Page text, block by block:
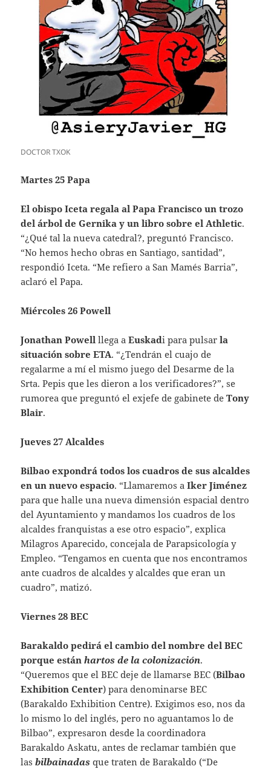
DOCTOR TXOK
Martes 25 Papa
El obispo Iceta regala al Papa Francisco un trozo
del árbol de Gernika y un libro sobre el Athletic.
“¿Qué tal la nueva catedral?, preguntó Francisco.
“No hemos hecho obras en Santiago, santidad”,
respondió Iceta. “Me refiero a San Mamés Barria”,
aclaró el Papa.
Miércoles 26 Powell
Jonathan Powell llega aEuskadi para pulsarla
situación sobre ETA. “¿Tendrán el cuajo de
regalarme a mí el mismo juego del Desarme de la
Srta. Pepis que les dieron a los verificadores?”, se
rumorea que preguntó el exjefe de gabinete deTony
Blair.
Jueves 27 Alcaldes
Bilbao expondrá todos los cuadros de sus alcaldes
en un nuevo espacio. “Llamaremos aIker Jiménez
para que halle una nueva dimensión espacial dentro
del Ayuntamiento y mandamos los cuadros de los
alcaldes franquistas a ese otro espacio”, explica
Milagros Aparecido, concejala de Parapsicología y
Empleo. “Tengamos en cuenta que nos encontramos
ante cuadros de alcaldes y alcaldes que eran un
cuadro”, matizó.
Viernes 28 BEC
Barakaldo pedirá el cambio del nombre del BEC
porque estánhartos de la colonización.
“Queremos que el BEC deje de llamarse BEC (Bilbao
Exhibition Center) para denominarse BEC
(Barakaldo Exhibition Centre). Exigimos eso, nos da
lo mismo lo del inglés, pero no aguantamos lo de
Bilbao”, expresaron desde la coordinadora
Barakaldo Askatu, antes de reclamar también que
lasbilbainadas que traten de Barakaldo (“De